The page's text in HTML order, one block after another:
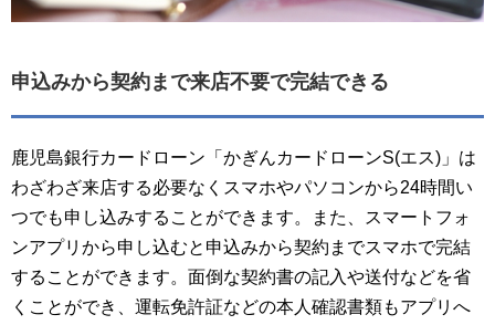
申込みから契約まで来店不要で完結できる
鹿児島銀行カードローン「かぎんカードローンS(エス)」は
わざわざ来店する必要なくスマホやパソコンから24時間い
つでも申し込みすることができます。また、スマートフォ
ンアプリから申し込むと申込みから契約までスマホで完結
することができます。面倒な契約書の記入や送付などを省
くことができ、運転免許証などの本人確認書類もアプリへ